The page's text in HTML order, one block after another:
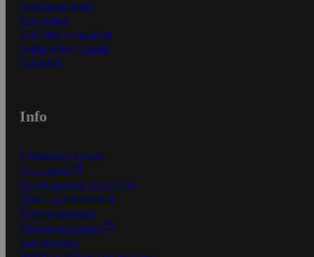
Ensitilaajan ohjeet
Näin maksat
Näin tilaat ja muokkaat
Kaikki ohjeet ja vinkit
In English
Info
S-Business yrityksille
Oiva-raportit
Osuuskauppojen yhteystiedot
Tilaus- ja toimitusehdot
Tietosuojakäytäntö
Palvelun käyttöehdot
Saavutettavuus